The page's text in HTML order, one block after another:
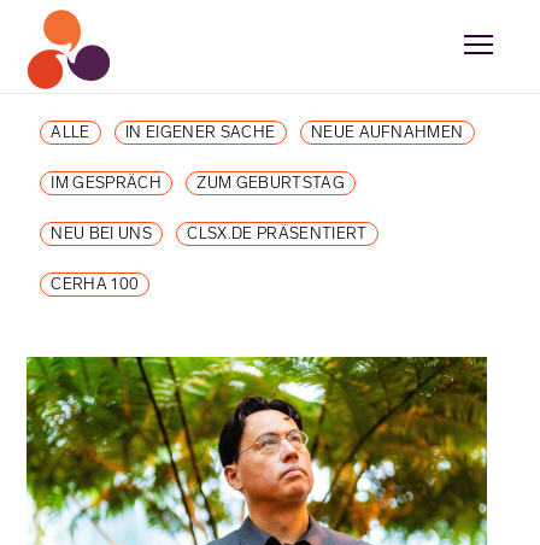
ALLE IN EIGENER SACHE NEUE AUFNAHMEN
IM GESPRÄCH ZUM GEBURTSTAG
NEU BEI UNS CLSX.DE PRÄSENTIERT
CERHA 100